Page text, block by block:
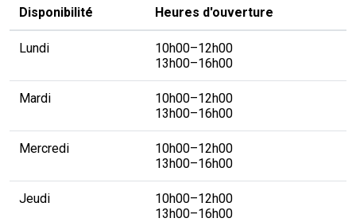
Disponibilité Heures d'ouverture
Lundi
10h00–12h00
13h00–16h00
Mardi
10h00–12h00
13h00–16h00
Mercredi
10h00–12h00
13h00–16h00
Jeudi
10h00–12h00
13h00–16h00